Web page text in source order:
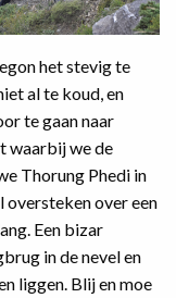
het stevig te
al te koud, en
te gaan naar
waarbij we de
Thorung Phedi in
oversteken over een
Een bizar
in de nevel en
liggen. Blij en moe